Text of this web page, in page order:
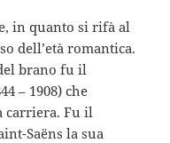
in quanto si rifà al
dell’età romantica.
brano fu il
– 1908) che
carriera. Fu il
Saëns la sua